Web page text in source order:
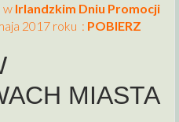
w Irlandzkim Dniu Promocji
2017 roku : POBIERZ
MIASTA